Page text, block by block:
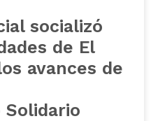
socializó
de El
avances de